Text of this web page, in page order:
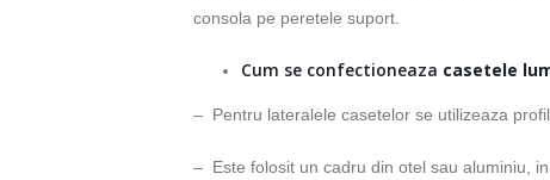
consola pe peretele suport.
Cum se confectioneaza casetele
– Pentru lateralele casetelor se utilizeaza
– Este folosit un cadru din otel sau aluminiu,